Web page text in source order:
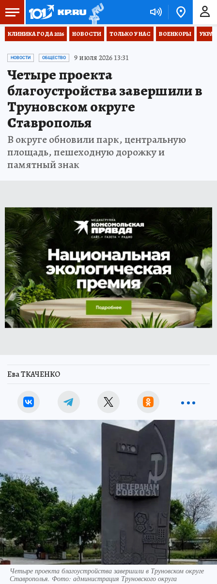
КЛИНИКА ГОДА 2026 НОВОСТИ ТОЛЬКО У НАС ВОЕНКОРЫ
НОВОСТИ ОБЩЕСТВО 9 июля 2026 13:31
Четыре проекта
благоустройства завершили в
Труновском округе
Ставрополья
В округе обновили парк, центральную
площадь, пешеходную дорожку и
памятный знак
Ева ТКАЧЕНКО
Четыре проекта благоустройства завершили в Труновском округе
Ставрополья. Фото: администрация Труновского округа